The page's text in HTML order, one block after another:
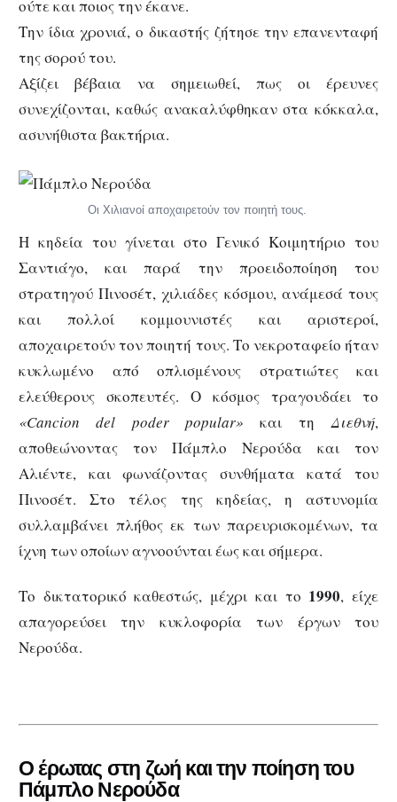
ούτε και ποιος την έκανε.
Την ίδια χρονιά, ο δικαστής ζήτησε την επανενταφή
της σορού του.
Αξίζει βέβαια να σημειωθεί, πως οι έρευνες
συνεχίζονται, καθώς ανακαλύφθηκαν στα κόκκαλα,
ασυνήθιστα βακτήρια.
Οι Χιλιανοί αποχαιρετούν τον ποιητή τους.
Η κηδεία του γίνεται στο Γενικό Κοιμητήριο του
Σαντιάγο, και παρά την προειδοποίηση του
στρατηγού Πινοσέτ, χιλιάδες κόσμου, ανάμεσά τους
και πολλοί κομμουνιστές και αριστεροί,
αποχαιρετούν τον ποιητή τους. Το νεκροταφείο ήταν
κυκλωμένο από οπλισμένους στρατιώτες και
ελεύθερους σκοπευτές. Ο κόσμος τραγουδάει το
«Cancion del poder popular» και τη Διεθνή,
αποθεώνοντας τον Πάμπλο Νερούδα και τον
Αλιέντε, και φωνάζοντας συνθήματα κατά του
Πινοσέτ. Στο τέλος της κηδείας, η αστυνομία
συλλαμβάνει πλήθος εκ των παρευρισκομένων, τα
ίχνη των οποίων αγνοούνται έως και σήμερα.
Το δικτατορικό καθεστώς, μέχρι και το 1990, είχε
απαγορεύσει την κυκλοφορία των έργων του
Νερούδα.
Ο έρωτας στη ζωή και την ποίηση του
Πάμπλο Νερούδα